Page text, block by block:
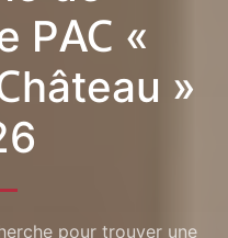
PAC «
»
pour trouver une